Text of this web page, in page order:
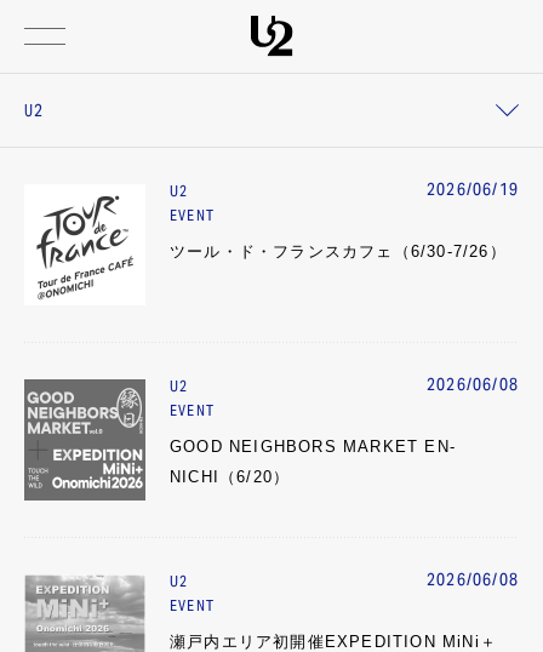
U2
2026/06/19
U2
EVENT
ツール・ド・フランスカフェ（6/30-7/26）
2026/06/08
U2
EVENT
GOOD NEIGHBORS MARKET EN-
NICHI（6/20）
2026/06/08
U2
EVENT
瀬戸内エリア初開催EXPEDITION MiNi＋